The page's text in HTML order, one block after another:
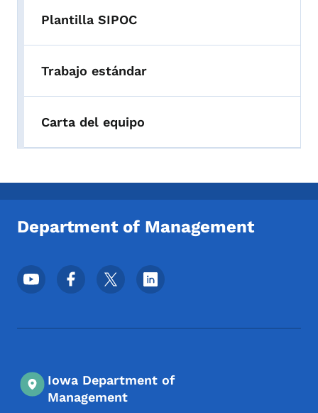
Plantilla SIPOC
Trabajo estándar
Carta del equipo
Department of Management
Menú de redes sociales del pie de página
Iowa Department of
Management